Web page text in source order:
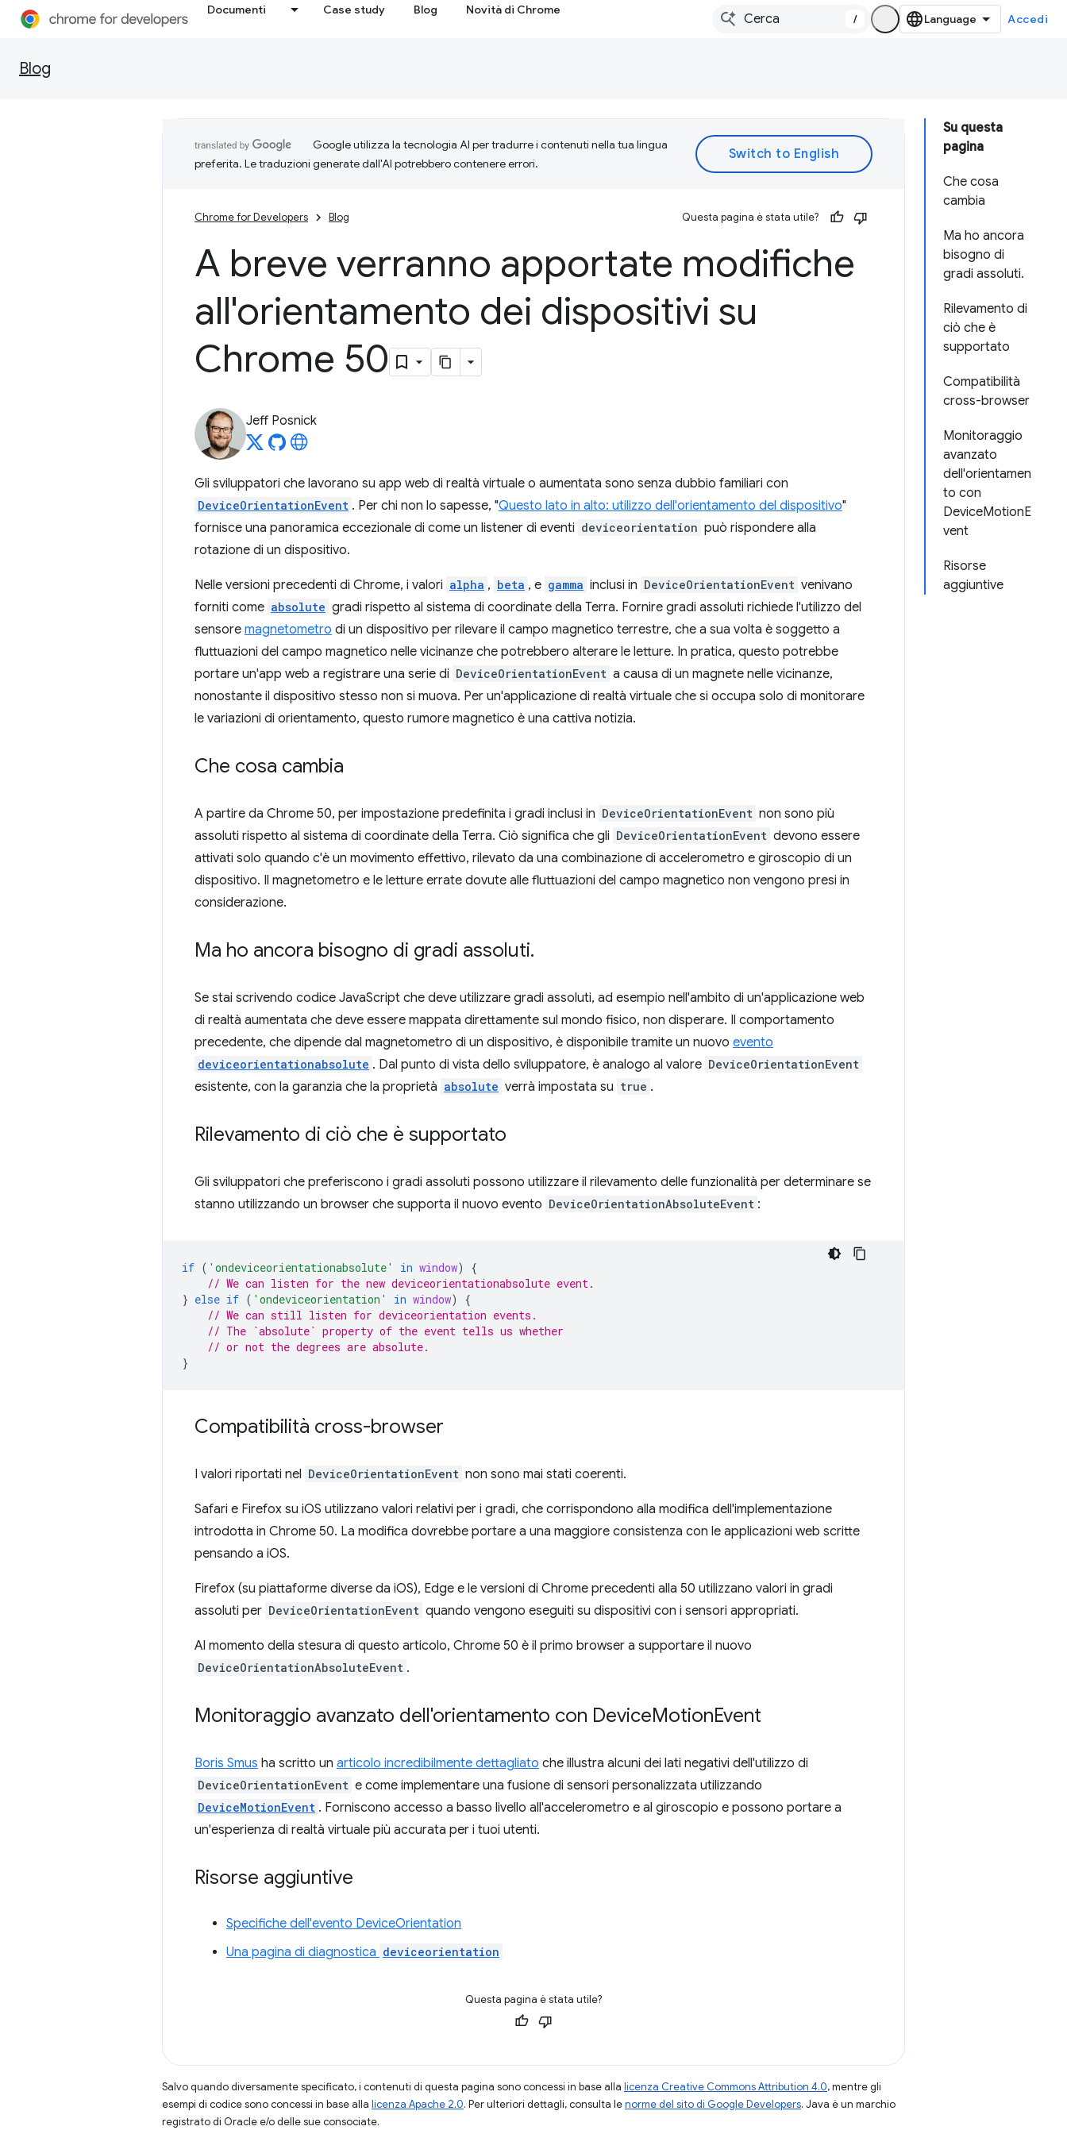
Documenti Case study Blog Novità di Chrome
/ Accedi
Blog
Su questa
pagina
Che cosa
cambia
Ma ho ancora
bisogno di
gradi assoluti.
Rilevamento di
ciò che è
supportato
Compatibilità
cross-browser
Monitoraggio
avanzato
dell'orientamen
to con
DeviceMotionE
vent
Risorse
aggiuntive
Google utilizza la tecnologia AI per tradurre i contenuti nella tua lingua
preferita. Le traduzioni generate dall'AI potrebbero contenere errori.
Chrome for Developers Blog Questa pagina è stata utile?
A breve verranno apportate modifiche
all'orientamento dei dispositivi su
Chrome 50
Jeff Posnick
Gli sviluppatori che lavorano su app web di realtà virtuale o aumentata sono senza dubbio familiari con
DeviceOrientationEvent . Per chi non lo sapesse, "Questo lato in alto: utilizzo dell'orientamento del dispositivo"
fornisce una panoramica eccezionale di come un listener di eventi deviceorientation può rispondere alla
rotazione di un dispositivo.
Nelle versioni precedenti di Chrome, i valori alpha , beta , e gamma inclusi in DeviceOrientationEvent venivano
forniti come absolute gradi rispetto al sistema di coordinate della Terra. Fornire gradi assoluti richiede l'utilizzo del
sensore magnetometro di un dispositivo per rilevare il campo magnetico terrestre, che a sua volta è soggetto a
fluttuazioni del campo magnetico nelle vicinanze che potrebbero alterare le letture. In pratica, questo potrebbe
portare un'app web a registrare una serie di DeviceOrientationEvent a causa di un magnete nelle vicinanze,
nonostante il dispositivo stesso non si muova. Per un'applicazione di realtà virtuale che si occupa solo di monitorare
le variazioni di orientamento, questo rumore magnetico è una cattiva notizia.
Che cosa cambia
A partire da Chrome 50, per impostazione predefinita i gradi inclusi in DeviceOrientationEvent non sono più
assoluti rispetto al sistema di coordinate della Terra. Ciò significa che gli DeviceOrientationEvent devono essere
attivati solo quando c'è un movimento effettivo, rilevato da una combinazione di accelerometro e giroscopio di un
dispositivo. Il magnetometro e le letture errate dovute alle fluttuazioni del campo magnetico non vengono presi in
considerazione.
Ma ho ancora bisogno di gradi assoluti.
Se stai scrivendo codice JavaScript che deve utilizzare gradi assoluti, ad esempio nell'ambito di un'applicazione web
di realtà aumentata che deve essere mappata direttamente sul mondo fisico, non disperare. Il comportamento
precedente, che dipende dal magnetometro di un dispositivo, è disponibile tramite un nuovo evento
deviceorientationabsolute . Dal punto di vista dello sviluppatore, è analogo al valore DeviceOrientationEvent
esistente, con la garanzia che la proprietà absolute verrà impostata su true .
Rilevamento di ciò che è supportato
Gli sviluppatori che preferiscono i gradi assoluti possono utilizzare il rilevamento delle funzionalità per determinare se
stanno utilizzando un browser che supporta il nuovo evento DeviceOrientationAbsoluteEvent :
if ( 'ondeviceorientationabsolute' in window)
{
// We can listen for the new deviceorientationabsolute event.
} else if ( 'ondeviceorientation' in window)
{
// We can still listen for deviceorientation events.
// The `absolute` property of the event tells us whether
// or not the degrees are absolute.
}
Compatibilità cross-browser
I valori riportati nel DeviceOrientationEvent non sono mai stati coerenti.
Safari e Firefox su iOS utilizzano valori relativi per i gradi, che corrispondono alla modifica dell'implementazione
introdotta in Chrome 50. La modifica dovrebbe portare a una maggiore consistenza con le applicazioni web scritte
pensando a iOS.
Firefox (su piattaforme diverse da iOS), Edge e le versioni di Chrome precedenti alla 50 utilizzano valori in gradi
assoluti per DeviceOrientationEvent quando vengono eseguiti su dispositivi con i sensori appropriati.
Al momento della stesura di questo articolo, Chrome 50 è il primo browser a supportare il nuovo
DeviceOrientationAbsoluteEvent .
Monitoraggio avanzato dell'orientamento con DeviceMotionEvent
Boris Smus ha scritto un articolo incredibilmente dettagliato che illustra alcuni dei lati negativi dell'utilizzo di
DeviceOrientationEvent e come implementare una fusione di sensori personalizzata utilizzando
DeviceMotionEvent . Forniscono accesso a basso livello all'accelerometro e al giroscopio e possono portare a
un'esperienza di realtà virtuale più accurata per i tuoi utenti.
Risorse aggiuntive
Specifiche dell'evento DeviceOrientation
Una pagina di diagnostica deviceorientation
Questa pagina è stata utile?
Salvo quando diversamente specificato, i contenuti di questa pagina sono concessi in base alla licenza Creative Commons Attribution 4.0, mentre gli
esempi di codice sono concessi in base alla licenza Apache 2.0. Per ulteriori dettagli, consulta lenorme del sito di Google Developers. Java è un marchio
registrato di Oracle e/o delle sue consociate.